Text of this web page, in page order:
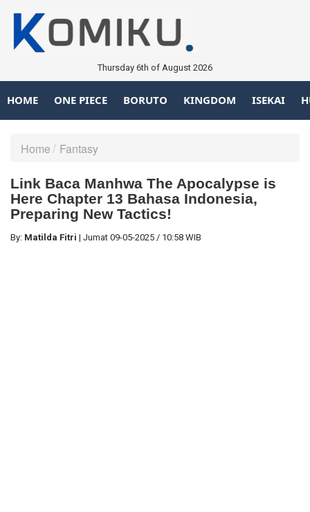
Thursday 6th of August 2026
HOME ONE PIECE BORUTO KINGDOM ISEKAI
Home Fantasy
Link Baca Manhwa The Apocalypse is
Here Chapter 13 Bahasa Indonesia,
Preparing New Tactics!
By: Matilda Fitri | Jumat 09-05-2025 / 10:58 WIB